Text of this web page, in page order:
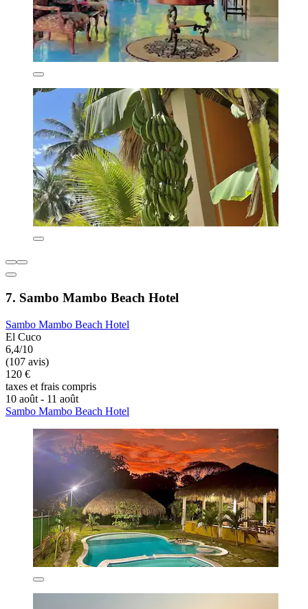
7. Sambo Mambo Beach Hotel
Sambo Mambo Beach Hotel
El Cuco
6,4/10
(107 avis)
120 €
taxes et frais compris
10 août - 11 août
Sambo Mambo Beach Hotel